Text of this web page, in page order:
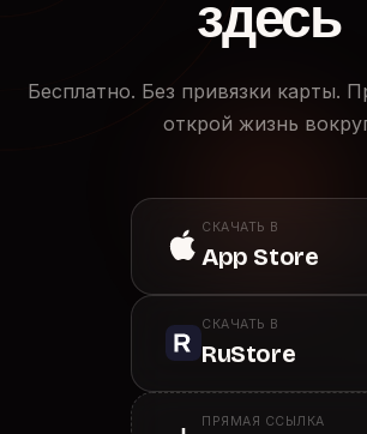
здесь
Бесплатно. Без привязки карты.
открой жизнь
СКАЧАТЬ В
App Store
СКАЧАТЬ В
RuStore
ПРЯМАЯ ССЫЛКА